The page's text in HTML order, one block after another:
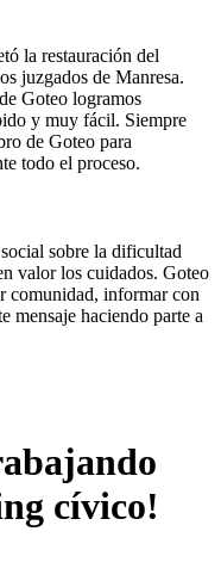
la restauración del
juzgados de Manresa.
Goteo logramos
y muy fácil. Siempre
de Goteo para
todo el proceso.
sobre la dificultad
valor los cuidados. Goteo
comunidad, informar con
mensaje haciendo parte a
cívico!